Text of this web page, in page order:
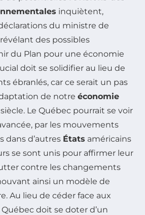
inquiètent,
du ministre de
des possibles
du Plan pour une économie
doit se solidifier au lieu de
ébranlés, car ce serait un pas
de notre économie
Le Québec pourrait se voir
par les mouvements
dans d’autres États américains
se sont unis pour affirmer leur
contre les changements
ainsi un modèle de
Au lieu de céder face aux
doit se doter d’un